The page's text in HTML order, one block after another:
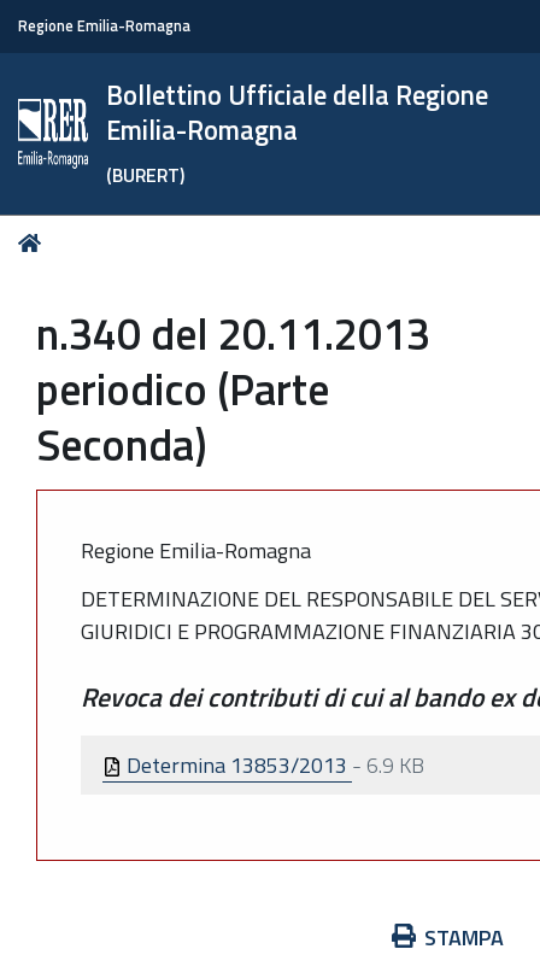
Regione Emilia-Romagna
Bollettino Ufficiale della Regione
Emilia-Romagna
(BURERT)
Tu
n.340 del 20.11.2013
periodico (Parte
Seconda)
Regione Emilia-Romagna
DETERMINAZIONE DEL RESPONSABILE DEL
GIURIDICI E PROGRAMMAZIONE FINANZIARIA
Revoca dei contributi di cui al bando ex
Determina 13853/2013 - 6.9 KB
STAMPA